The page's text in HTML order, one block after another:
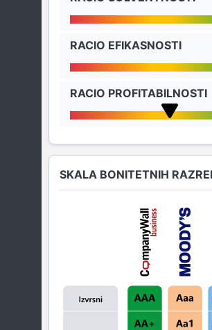
RACIO EFIKASNOSTI
RACIO PROFITABILNOSTI
SKALA BONITETNIH